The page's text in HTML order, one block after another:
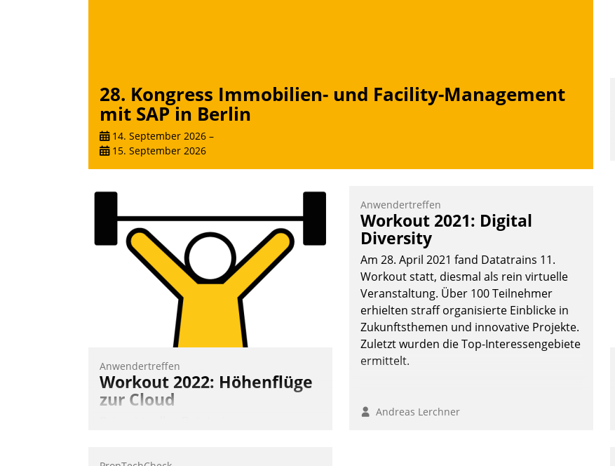
28. Kongress Immobilien- und Facility-Management
mit SAP in Berlin
14. September 2026 –
15. September 2026
Anwendertreffen
Workout 2022: Höhenflüge
zur Cloud
Anwendertreffen
Workout 2021: Digital
Diversity
Am 28. April 2021 fand Datatrains 11.
Workout statt, diesmal als rein virtuelle
Veranstaltung. Über 100 Teilnehmer
erhielten straff organisierte Einblicke in
Zukunftsthemen und innovative Projekte.
Zuletzt wurden die Top-Interessengebiete
ermittelt.
Andreas Lerchner